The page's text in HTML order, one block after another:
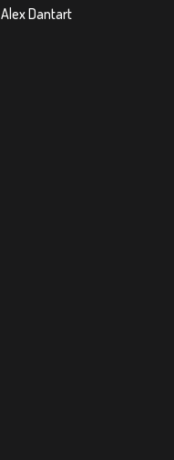
Alex Dantart